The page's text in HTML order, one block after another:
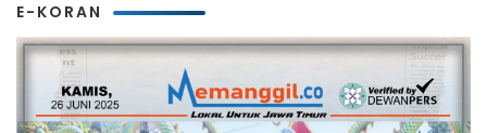
E-KORAN